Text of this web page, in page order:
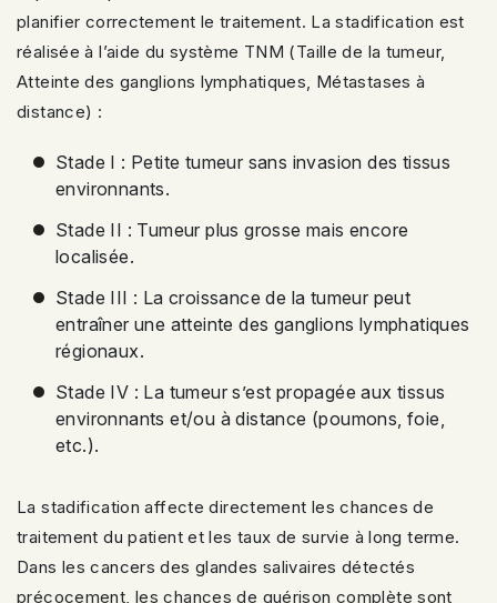
planifier correctement le traitement. La stadification est
réalisée à l’aide du système TNM (Taille de la tumeur,
Atteinte des ganglions lymphatiques, Métastases à
distance) :
Stade I : Petite tumeur sans invasion des tissus
environnants.
Stade II : Tumeur plus grosse mais encore
localisée.
Stade III : La croissance de la tumeur peut
entraîner une atteinte des ganglions lymphatiques
régionaux.
Stade IV : La tumeur s’est propagée aux tissus
environnants et/ou à distance (poumons, foie,
etc.).
La stadification affecte directement les chances de
traitement du patient et les taux de survie à long terme.
Dans les cancers des glandes salivaires détectés
précocement, les chances de guérison complète sont